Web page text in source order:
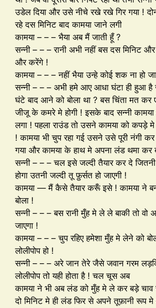
उडेल दिया और उसे नीचे रखे रखे गिर गया !
रहे दस मिनिट बाद कामया जाने लगी
कामया – – – भैया अब मैं जाती हूँ ?
सन्नी – – – रानी अभी नहीं बस दस मिनिट
और करेंगे !
कामया – – – नहीं भैया उन्हे कोई शक ना हो
सन्नी – – – अभी हमे आए आधा घंटा ही हुआ
घंटे बाद आने को बोला था ? बस चिंता मत कर
जीजू के कमरे मे होगी ! इसके बाद सन्नी
लगा ! पहला राउंड तो उसने कामया को कपड़े मे
! कामया भी चुप रहा गई उसने उसे पूरी नंगी
गया और कामया के हाथ मे अपना लंड थमा कर
सन्नी – – – चल इसे जल्दी तैयार कर दे
होगा उतनी जल्दी तू फ़ुर्सत हो जाएगी !
कामया — मैं कैसे तैयार करूँ इसे ! कामया ने
बोला !
सन्नी – – – बस रानी मुँह मे ले ले बाकी तो वो
जाएगा !
कामया – – – चुप रहिए हमेशा मुँह मे लेने को
लोलीपोप हो !
सन्नी – – – अरे जान तेरे जैसे जवान गरम
लोलीपोप तो यही होता है ! चल चूस अब
कामया ने भी अब लंड को मुँह मे ले कर बड़े
दो मिनिट मे ही लंड फिर से अपने तूफ़ानी रूप